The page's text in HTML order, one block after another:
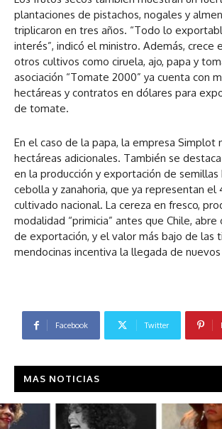
plantaciones de pistachos, nogales y
triplicaron en tres años. “Todo lo
interés”, indicó el ministro. Además, crece
otros cultivos como ciruela, ajo, papa y
asociación “Tomate 2000” ya cuenta con
hectáreas y contratos en dólares para
de tomate.
En el caso de la papa, la empresa Simplot
hectáreas adicionales. También se
en la producción y exportación de semillas
cebolla y zanahoria, que ya representan
cultivado nacional. La cereza en fresco,
modalidad “primicia” antes que Chile,
de exportación, y el valor más bajo de las
mendocinas incentiva la llegada de
Facebook Twitter
MAS NOTICIAS